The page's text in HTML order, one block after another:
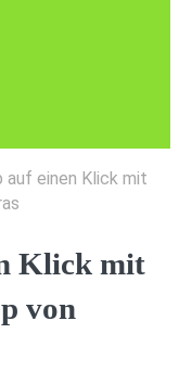
auf einen Klick mit
Klick mit
von